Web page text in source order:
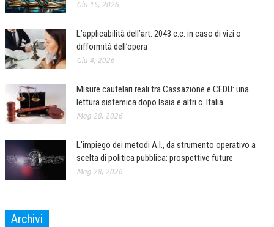
COLLABORA CON NOI
ECONOMIA
CORPORATE SOCIAL RESPONSIBILITY
INTERNAZIONALIZZAZIONE
HUMAN RESOURCES
RISORSE UMANE
MARKETING
RISK MANAGEMENT
Giu 15, 2026
L’applicabilità dell’art. 2043 c.c. in caso di vizi o
difformità dell’opera
Giu 4, 2026
Misure cautelari reali tra Cassazione e CEDU: una
lettura sistemica dopo Isaia e altri c. Italia
Mag 28, 2026
L’impiego dei metodi A.I., da strumento operativo a
scelta di politica pubblica: prospettive future
Mag 28, 2026
Archivi